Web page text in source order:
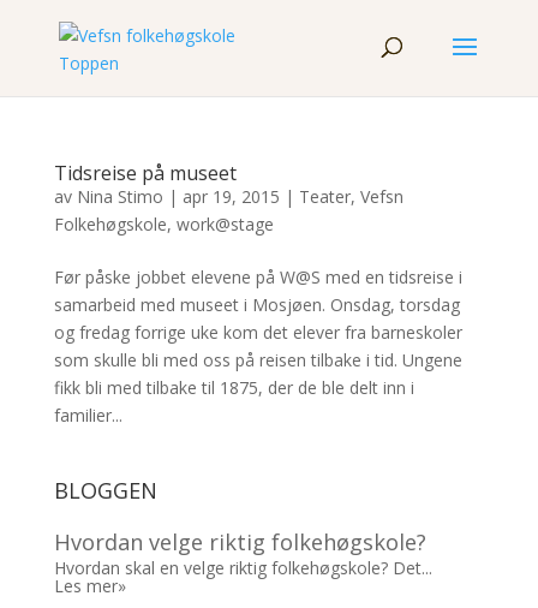
Tidsreise på museet
av Nina Stimo | apr 19, 2015 | Teater, Vefsn
Folkehøgskole, work@stage
Før påske jobbet elevene på W@S med en tidsreise i
samarbeid med museet i Mosjøen. Onsdag, torsdag
og fredag forrige uke kom det elever fra barneskoler
som skulle bli med oss på reisen tilbake i tid. Ungene
fikk bli med tilbake til 1875, der de ble delt inn i
familier...
BLOGGEN
Hvordan velge riktig folkehøgskole?
Hvordan skal en velge riktig folkehøgskole? Det...
Les mer»